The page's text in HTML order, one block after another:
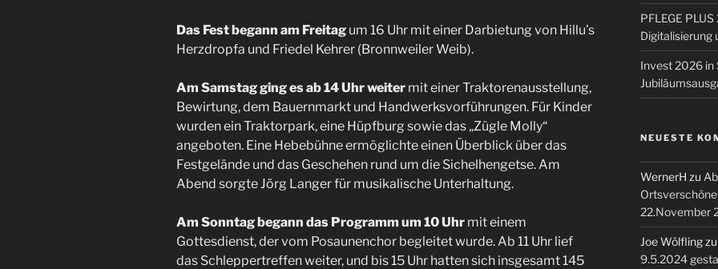
Das Fest begann am Freitag um 16 Uhr mit einer Darbietung von Hillu’s
Herzdropfa und Friedel Kehrer (Bronnweiler Weib).
Am Samstag ging es ab 14 Uhr weiter mit einer Traktorenausstellung,
Bewirtung, dem Bauernmarkt und Handwerksvorführungen. Für Kinder
wurden ein Traktorpark, eine Hüpfburg sowie das „Zügle Molly“
angeboten. Eine Hebebühne ermöglichte einen Überblick über das
Festgelände und das Geschehen rund um die Sichelhengetse. Am
Abend sorgte Jörg Langer für musikalische Unterhaltung.
Am Sonntag begann das Programm um 10 Uhr mit einem
Gottesdienst, der vom Posaunenchor begleitet wurde. Ab 11 Uhr lief
das Schleppertreffen weiter, und bis 15 Uhr hatten sich insgesamt 145
PFLEGE
Digitalisierung
Invest 2026 in
NEUESTE
WernerH zu
22.November
Joe Wölflingzu
9.5.2024